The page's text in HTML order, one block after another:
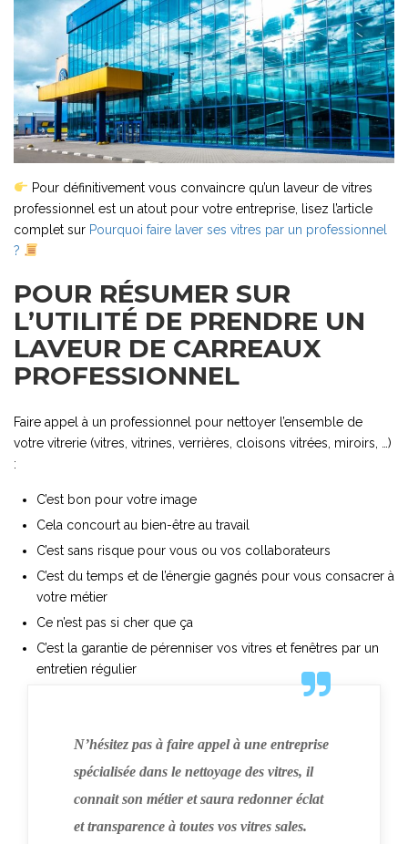
Pour définitivement vous convaincre qu’un laveur de vitres
professionnel est un atout pour votre entreprise, lisez l’article
complet sur Pourquoi faire laver ses vitres par un professionnel
?
POUR RÉSUMER SUR
L’UTILITÉ DE PRENDRE UN
LAVEUR DE CARREAUX
PROFESSIONNEL
Faire appel à un professionnel pour nettoyer l’ensemble de
votre vitrerie (vitres, vitrines, verrières, cloisons vitrées, miroirs, …)
:
C’est bon pour votre image
Cela concourt au bien-être au travail
C’est sans risque pour vous ou vos collaborateurs
C’est du temps et de l’énergie gagnés pour vous consacrer à
votre métier
Ce n’est pas si cher que ça
C’est la garantie de pérenniser vos vitres et fenêtres par un
entretien régulier
N’hésitez pas à faire appel à une entreprise
spécialisée dans le nettoyage des vitres, il
connait son métier et saura redonner éclat
et transparence à toutes vos vitres sales.